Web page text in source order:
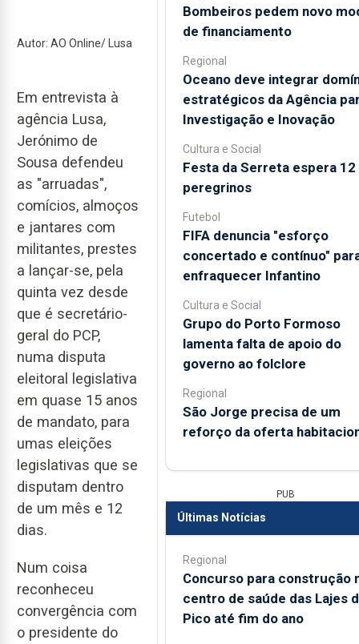
Autor: AO Online/ Lusa
Em entrevista à
agência Lusa,
Jerónimo de
Sousa defendeu
as "arruadas",
comícios, almoços
e jantares com
militantes, prestes
a lançar-se, pela
quinta vez desde
que é secretário-
geral do PCP,
numa disputa
eleitoral legislativa
em quase 15 anos
de mandato, para
umas eleições
legislativas que se
disputam dentro
de um mês e 12
dias.
Num coisa
reconheceu
convergência com
o presidente do
Bombeiros pedem novo
de financiamento
Regional
Oceano deve integrar
estratégicos da Agência
Investigação e Inovação
Cultura e Social
Festa da Serreta espera 12
peregrinos
Futebol
FIFA denuncia "esforço
concertado e contínuo"
enfraquecer Infantino
Cultura e Social
Grupo do Porto Formoso
lamenta falta de apoio do
governo ao folclore
Regional
São Jorge precisa de um
reforço da oferta
PUB
Últimas Notícias
Regional
Concurso para construção
centro de saúde das Lajes
Pico até fim do ano